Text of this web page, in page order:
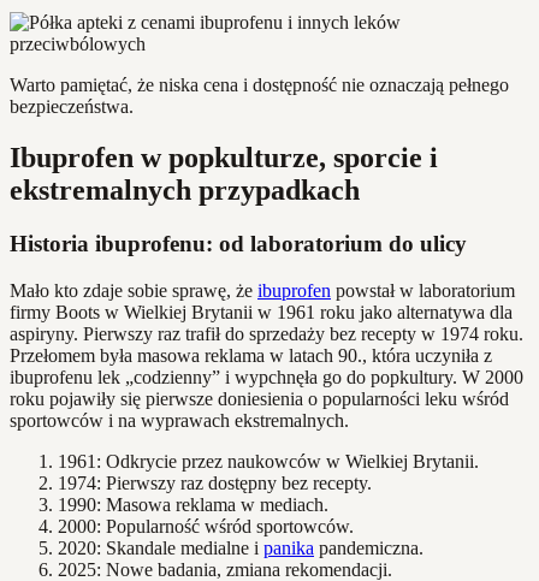
Warto pamiętać, że niska cena i dostępność nie oznaczają pełnego
bezpieczeństwa.
Ibuprofen w popkulturze, sporcie i
ekstremalnych przypadkach
Historia ibuprofenu: od laboratorium do ulicy
Mało kto zdaje sobie sprawę, że ibuprofen powstał w laboratorium
firmy Boots w Wielkiej Brytanii w 1961 roku jako alternatywa dla
aspiryny. Pierwszy raz trafił do sprzedaży bez recepty w 1974 roku.
Przełomem była masowa reklama w latach 90., która uczyniła z
ibuprofenu lek „codzienny” i wypchnęła go do popkultury. W 2000
roku pojawiły się pierwsze doniesienia o popularności leku wśród
sportowców i na wyprawach ekstremalnych.
1961: Odkrycie przez naukowców w Wielkiej Brytanii.
1974: Pierwszy raz dostępny bez recepty.
1990: Masowa reklama w mediach.
2000: Popularność wśród sportowców.
2020: Skandale medialne i panika pandemiczna.
2025: Nowe badania, zmiana rekomendacji.